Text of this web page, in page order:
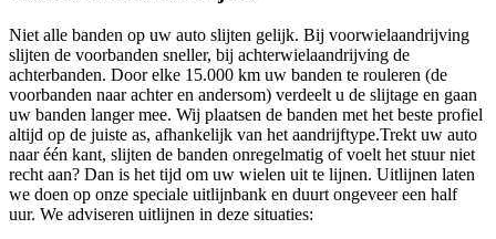
Niet alle banden op uw auto slijten gelijk. Bij voorwielaandrijving
slijten de voorbanden sneller, bij achterwielaandrijving de
achterbanden. Door elke 15.000 km uw banden te rouleren (de
voorbanden naar achter en andersom) verdeelt u de slijtage en gaan
uw banden langer mee. Wij plaatsen de banden met het beste profiel
altijd op de juiste as, afhankelijk van het aandrijftype.Trekt uw auto
naar één kant, slijten de banden onregelmatig of voelt het stuur niet
recht aan? Dan is het tijd om uw wielen uit te lijnen. Uitlijnen laten
we doen op onze speciale uitlijnbank en duurt ongeveer een half
uur. We adviseren uitlijnen in deze situaties: